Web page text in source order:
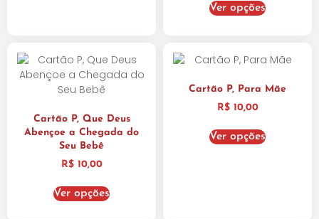
Ver opções
Cartão P, Que Deus
Abençoe a Chegada do
Seu Bebê
R$10,00
Ver opções
Cartão P, Para Mãe
R$10,00
Ver opções